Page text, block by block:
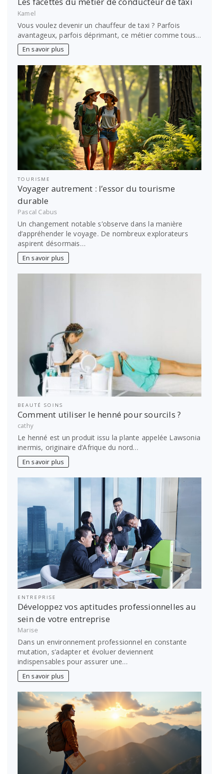
Kamel
Vous voulez devenir un chauffeur de taxi ? Parfois
avantageux, parfois déprimant, ce métier comme tous…
En savoir plus
TOURISME
Voyager autrement : l’essor du tourisme
durable
Pascal Cabus
Un changement notable s’observe dans la manière
d’appréhender le voyage. De nombreux explorateurs
aspirent désormais…
En savoir plus
BEAUTÉ SOINS
Comment utiliser le henné pour sourcils ?
cathy
Le henné est un produit issu la plante appelée Lawsonia
inermis, originaire d’Afrique du nord…
En savoir plus
ENTREPRISE
Développez vos aptitudes professionnelles au
sein de votre entreprise
Marise
Dans un environnement professionnel en constante
mutation, s’adapter et évoluer deviennent
indispensables pour assurer une…
En savoir plus